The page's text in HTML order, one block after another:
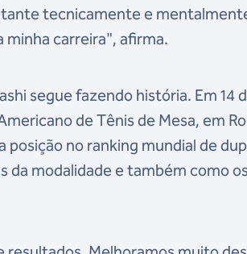
tecnicamente e
minha carreira", afirma.
segue fazendo história. Em 14
de Tênis de Mesa, em
posição no ranking mundial de
da modalidade e também como